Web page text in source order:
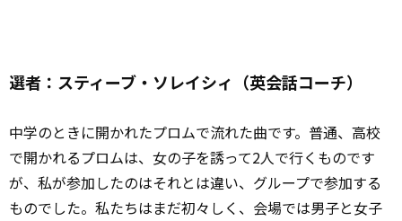
選者：スティーブ・ソレイシィ（英会話コーチ）
中学のときに開かれたプロムで流れた曲です。普通、高校
で開かれるプロムは、女の子を誘って2人で行くものです
が、私が参加したのはそれとは違い、グループで参加する
ものでした。私たちはまだ初々しく、会場では男子と女子